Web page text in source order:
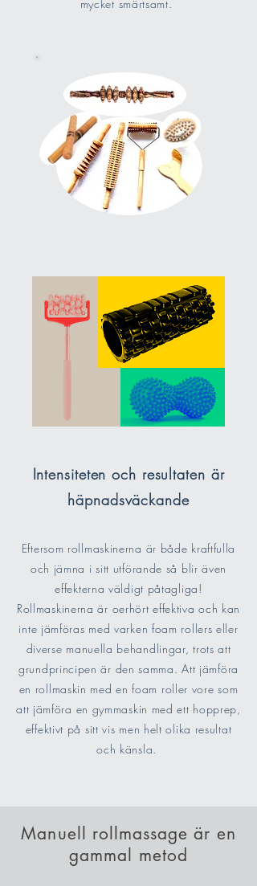
mycket smärtsamt.
Intensiteten och resultaten är
häpnadsväckande
Eftersom rollmaskinerna är både kraftfulla
och jämna i sitt utförande så blir även
effekterna väldigt påtagliga!
Rollmaskinerna är oerhört effektiva och kan
inte jämföras med varken foam rollers eller
diverse manuella behandlingar, trots att
grundprincipen är den samma. Att jämföra
en rollmaskin med en foam roller vore som
att jämföra en gymmaskin med ett hopprep,
effektivt på sitt vis men helt olika resultat
och känsla.
Manuell rollmassage är en
gammal metod